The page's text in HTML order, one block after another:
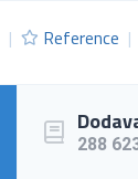
Reference
288